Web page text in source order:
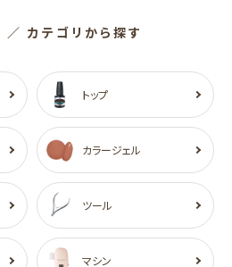
／ カテゴリから探す
トップ
カラージェル
ツール
マシン